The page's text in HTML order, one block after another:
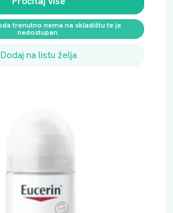
trenutno nema na skladištu te je
nedostupan.
Dodaj na listu želja